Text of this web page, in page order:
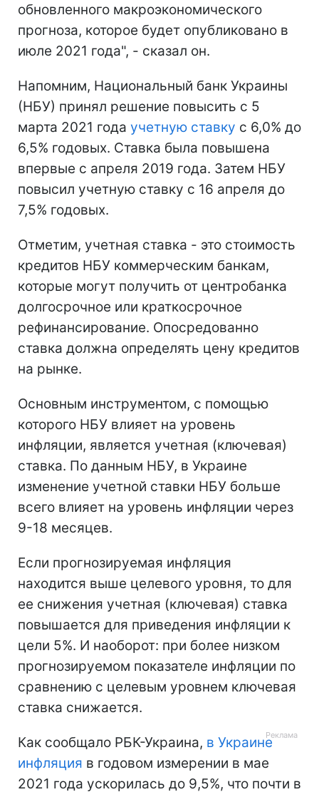
обновленного макроэкономического
прогноза, которое будет опубликовано в
июле 2021 года", - сказал он.
Напомним, Национальный банк Украины
(НБУ) принял решение повысить с 5
марта 2021 года учетную ставку с 6,0% до
6,5% годовых. Ставка была повышена
впервые с апреля 2019 года. Затем НБУ
повысил учетную ставку с 16 апреля до
7,5% годовых.
Отметим, учетная ставка - это стоимость
кредитов НБУ коммерческим банкам,
которые могут получить от центробанка
долгосрочное или краткосрочное
рефинансирование. Опосредованно
ставка должна определять цену кредитов
на рынке.
Основным инструментом, с помощью
которого НБУ влияет на уровень
инфляции, является учетная (ключевая)
ставка. По данным НБУ, в Украине
изменение учетной ставки НБУ больше
всего влияет на уровень инфляции через
9-18 месяцев.
Если прогнозируемая инфляция
находится выше целевого уровня, то для
ее снижения учетная (ключевая) ставка
повышается для приведения инфляции к
цели 5%. И наоборот: при более низком
прогнозируемом показателе инфляции по
сравнению с целевым уровнем ключевая
ставка снижается.
Как сообщало РБК-Украина, в Украине
инфляция в годовом измерении в мае
2021 года ускорилась до 9,5%, что почти в